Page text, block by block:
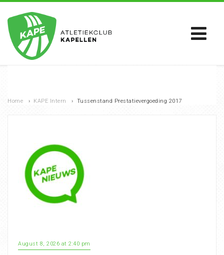
Home › KAPE Intern › Tussenstand Prestatievergoeding 2017
August 8, 2026 at 2:40 pm